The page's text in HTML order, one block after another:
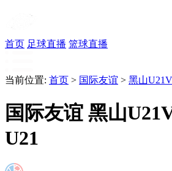
首页 足球直播 篮球直播
当前位置: 首页 > 国际友谊 > 黑山
国际友谊 黑山
U21